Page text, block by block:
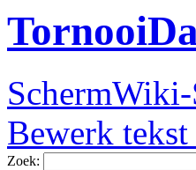
Bewerk tekst
Zoek: